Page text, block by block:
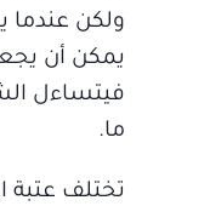
ولكن عندما
يمكن أن
فيتساءل
ما.
تختلف عتبة